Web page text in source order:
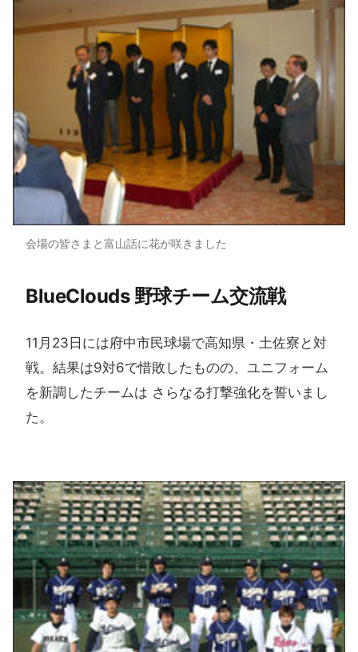
会場の皆さまと富山話に花が咲きました
BlueClouds 野球チーム交流戦
11月23日には府中市民球場で高知県・土佐寮と対
戦。結果は9対6で惜敗したものの、ユニフォーム
を新調したチームは さらなる打撃強化を誓いまし
た。